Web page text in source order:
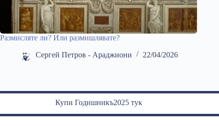
Размисляте ли? Или размишлявате?
Сергей Петров - Араджиони 22/04/2026
Купи Годишникъ2025 тук